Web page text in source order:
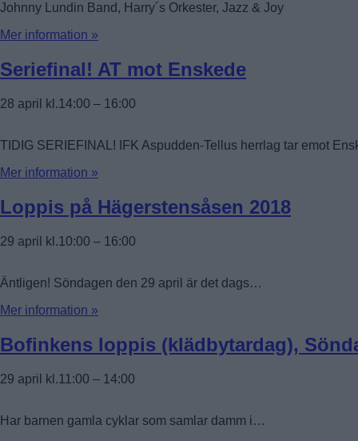
Johnny Lundin Band, Harry´s Orkester, Jazz & Joy
Mer information »
Seriefinal! AT mot Enskede
28 april kl.14:00 – 16:00
TIDIG SERIEFINAL! IFK Aspudden-Tellus herrlag tar emot
Mer information »
Loppis på Hägerstensåsen 2018
29 april kl.10:00 – 16:00
Äntligen! Söndagen den 29 april är det dags…
Mer information »
Bofinkens loppis (klädbytardag),
29 april kl.11:00 – 14:00
Har barnen gamla cyklar som samlar damm i…